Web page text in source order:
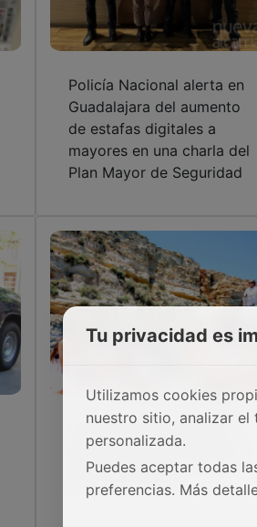
Policía Nacional alerta en
Guadalajara del aumento
de estafas digitales a
mayores en una charla del
Plan Mayor de Seguridad
Condena al empresario
que estafó a estudiantes
de Guadalajara
Tu privacidad es
Utilizamos cookies
nuestro sitio, analizar
personalizada.
Puedes aceptar todas
preferencias. Más